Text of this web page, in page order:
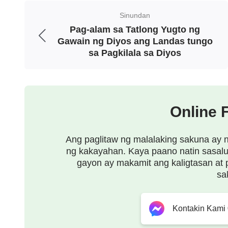
sa Kapanahunan ng Biyaya ay yaon
kasalanan ng sangkatauhan: si Jesus. Ang
maawain at matiisin ang Diyos, at ang
sila maaaring tubusin, kinailangan nilang
ipinagkaloob ni Jesus sa kanila upang
biyaya, at maaari din silang magkaroon ng
pagtatamasa ng pagtitiis at pagpapasensya
pagpapasensya ni Jesus sila nagkakaroon
magtamasa ng saganang biyaya na
pumarito hindi upang tubusin ang matuwid
Sinundan
Pag-alam sa Tatlong Yugto ng
Gawain ng Diyos ang Landas tungo
sa Pagkilala sa Diyos
Online
Ang paglitaw ng malalaking sakuna ay
ng kakayahan. Kaya paano natin
gayon ay makamit ang kaligtasan at
Kontakin Kami